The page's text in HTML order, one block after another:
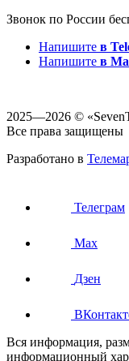
Звонок по России
Напишите в
Напишите в
2025—2026 ©
Все права защищены
Разработано в
Телеграм
Max
Дзен
Вся информация,
информационный